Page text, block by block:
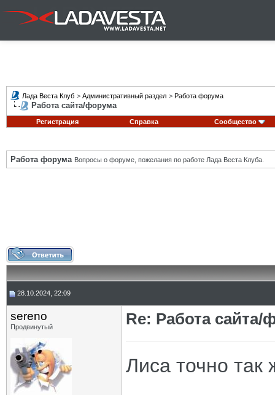
Лада Веста Клуб > Административный раздел > Работа форума
Работа сайта/форума
Регистрация Справка Сообщество
Работа форума Вопросы о форуме, пожелания по работе Лада Веста Клуба.
28.10.2024, 22:09
sereno
Продвинутый Re: Работа сайта/
Лиса точно так